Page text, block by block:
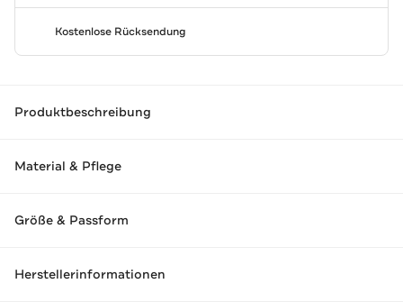
Kostenlose Rücksendung
Produktbeschreibung
Material & Pflege
Größe & Passform
Herstellerinformationen